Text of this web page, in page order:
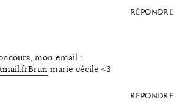
RÉPONDRE
mon email :
marie cécile <3
RÉPONDRE